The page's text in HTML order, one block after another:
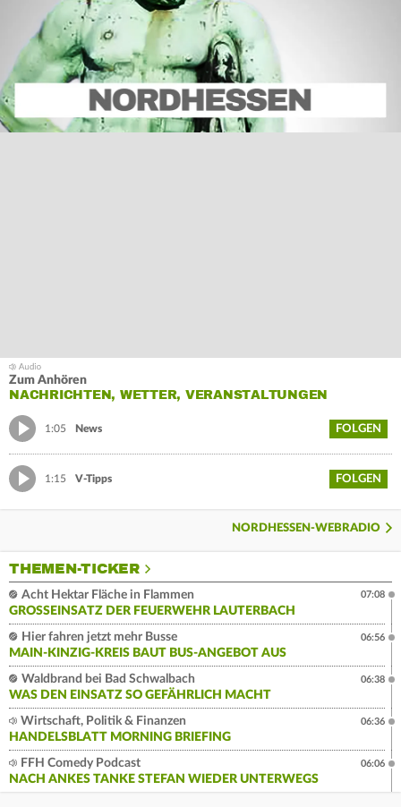
Zum Anhören
NACHRICHTEN, WETTER, VERANSTALTUNGEN
1:05 News FOLGEN
1:15 V-Tipps FOLGEN
NORDHESSEN-WEBRADIO
THEMEN-TICKER
Acht Hektar Fläche in Flammen
GROSSEINSATZ DER FEUERWEHR LAUTERBACH
07:08
Hier fahren jetzt mehr Busse
MAIN-KINZIG-KREIS BAUT BUS-ANGEBOT AUS
06:56
Waldbrand bei Bad Schwalbach
WAS DEN EINSATZ SO GEFÄHRLICH MACHT
06:38
Wirtschaft, Politik & Finanzen
HANDELSBLATT MORNING BRIEFING
06:36
FFH Comedy Podcast
NACH ANKES TANKE STEFAN WIEDER UNTERWEGS
06:06